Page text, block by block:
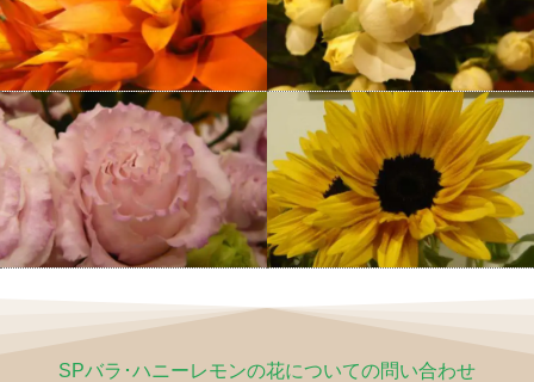
SPバラ･ハニーレモンの花についての問い合わせ